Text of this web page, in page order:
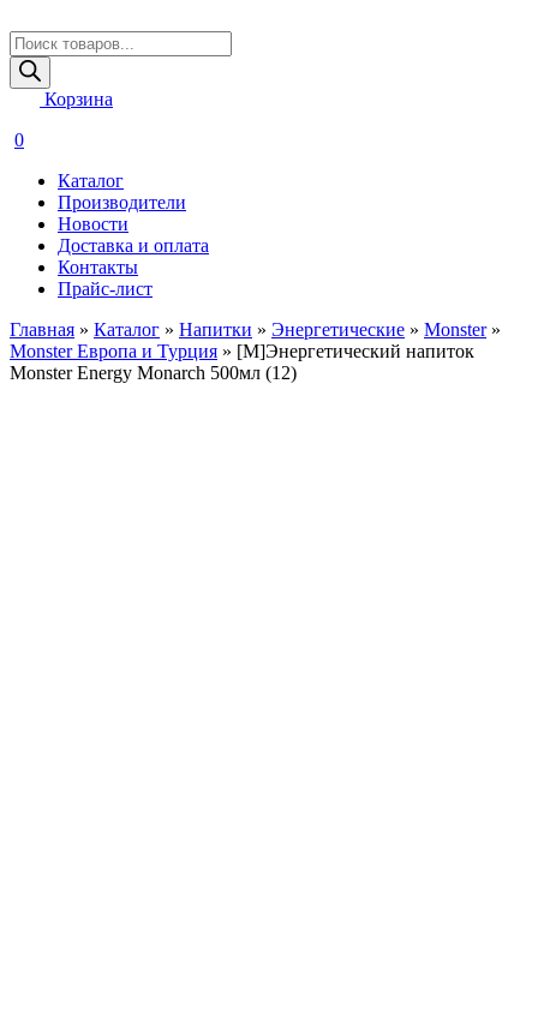
Поиск
товаров
Корзина
0
Каталог
Производители
Новости
Доставка и оплата
Контакты
Прайс-лист
Главная » Каталог » Напитки » Энергетические » Monster»
Monster Европа и Турция » [M]Энергетический напиток
Monster Energy Monarch 500мл (12)